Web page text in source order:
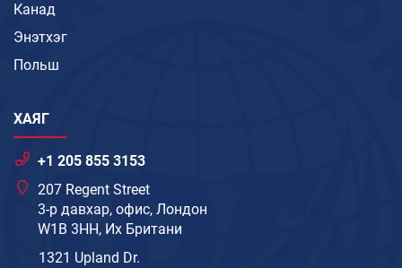
Канад
Энэтхэг
Польш
ХАЯГ
+1 205 855 3153
207 Regent Street
3-р давхар, офис, Лондон
W1B 3HH, Их Британи
1321 Upland Dr.